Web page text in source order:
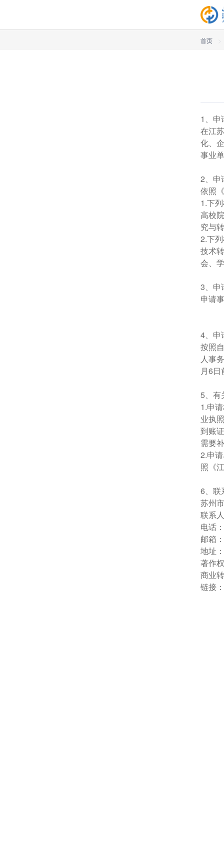
首页
1、申
在江
化、
事业
2、申
依照
1.下
高校
究与
2.下
技术
会、
3、申
申请
4、申
按照
人事
月6
5、
1.申
业执
到账
需要
2.申
照《
6、联
苏州
联系
电话
邮箱
地址
著作
商业
链接